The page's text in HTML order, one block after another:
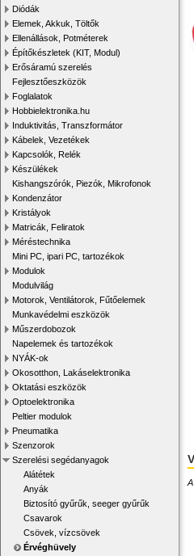
Diódák
Elemek, Akkuk, Töltők
Ellenállások, Potméterek
Építőkészletek (KIT, Modul)
Erősáramú szerelés
Fejlesztőeszközök
Foglalatok
Hobbielektronika.hu
Induktivitás, Transzformátor
Kábelek, Vezetékek
Kapcsolók, Relék
Készülékek
Kishangszórók, Piezók, Mikrofonok
Kondenzátor
Kristályok
Matricák, Feliratok
Méréstechnika
Mini PC, ipari PC, tartozékok
Modulok
Modulvilág
Motorok, Ventilátorok, Fűtőelemek
Munkavédelmi eszközök
Műszerdobozok
Napelemek és tartozékok
NYÁK-ok
Okosotthon, Lakáselektronika
Oktatási eszközök
Optoelektronika
Peltier modulok
Pneumatika
Szenzorok
Szerelési segédanyagok
Alátétek
Anyák
Biztosító gyűrűk, seeger gyűrűk
Csavarok
Csövek, vízcsövek
Érvéghüvely